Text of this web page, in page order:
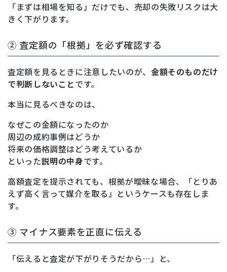
「まずは相場を知る」だけでも、売却の失敗リスクは大
きく下がります。
② 査定額の「根拠」を必ず確認する
査定額を見るときに注意したいのが、 金額そのものだけ
で判断しないことです。
本当に見るべきなのは、
なぜこの金額になったのか
周辺の成約事例はどうか
将来の価格調整はどう考えているか
といった説明の中身です。
高額査定を提示されても、根拠が曖昧な場合、「とりあ
えず高く言って媒介を取る」というケースも存在しま
す。
③ マイナス要素を正直に伝える
「伝えると査定が下がりそうだから…」と、